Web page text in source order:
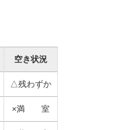
空き状況
△残わずか
×満 室